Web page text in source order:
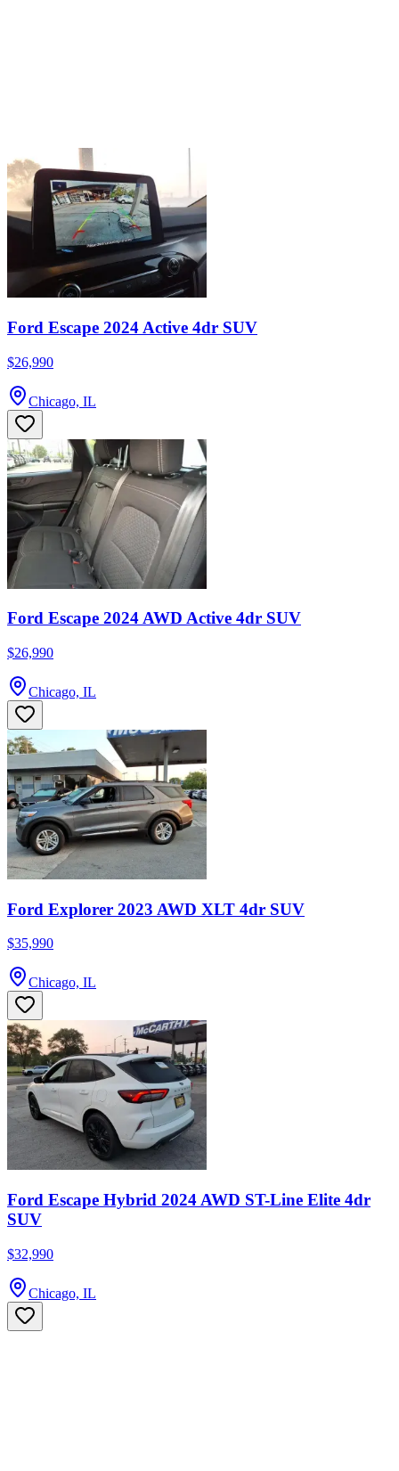
Ford Escape 2024 Active 4dr SUV
$26,990
Chicago, IL
Ford Escape 2024 AWD Active 4dr SUV
$26,990
Chicago, IL
Ford Explorer 2023 AWD XLT 4dr SUV
$35,990
Chicago, IL
Ford Escape Hybrid 2024 AWD ST-Line Elite 4dr
SUV
$32,990
Chicago, IL